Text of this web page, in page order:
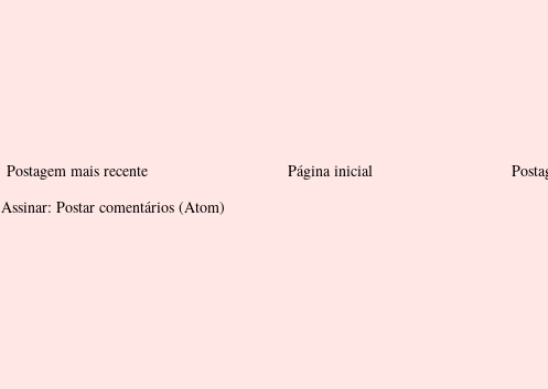
Postagem mais recente
Página inicial
Assinar: Postar comentários (Atom)